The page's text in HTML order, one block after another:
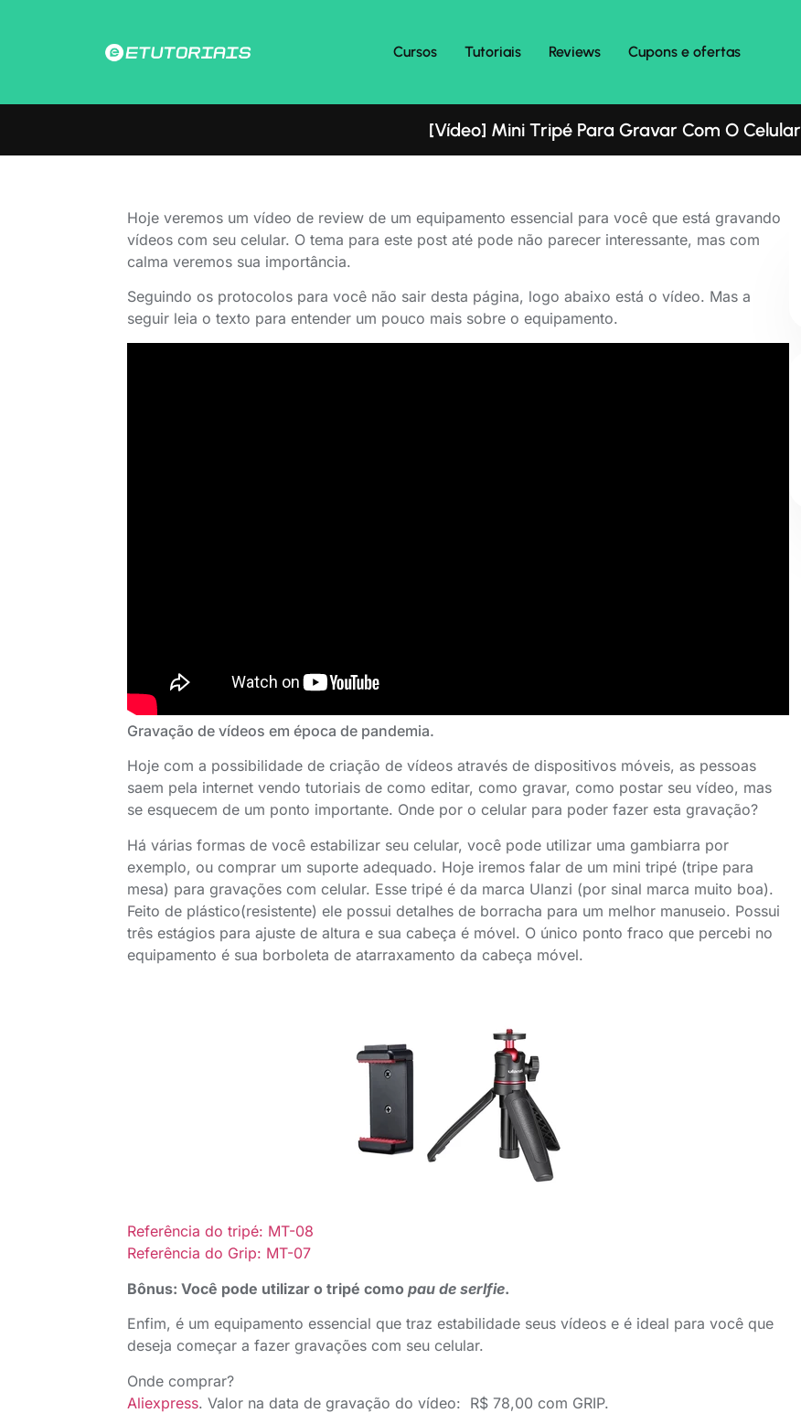
Cursos Tutoriais Reviews Cupons e ofertas
[Vídeo] Mini Tripé Para Gravar Com O Celular
Hoje veremos um vídeo de review de um equipamento essencial para você que está gravando
vídeos com seu celular. O tema para este post até pode não parecer interessante, mas com
calma veremos sua importância.
Seguindo os protocolos para você não sair desta página, logo abaixo está o vídeo. Mas a
seguir leia o texto para entender um pouco mais sobre o equipamento.
Gravação de vídeos em época de pandemia.
Hoje com a possibilidade de criação de vídeos através de dispositivos móveis, as pessoas
saem pela internet vendo tutoriais de como editar, como gravar, como postar seu vídeo, mas
se esquecem de um ponto importante. Onde por o celular para poder fazer esta gravação?
Há várias formas de você estabilizar seu celular, você pode utilizar uma gambiarra por
exemplo, ou comprar um suporte adequado. Hoje iremos falar de um mini tripé (tripe para
mesa) para gravações com celular. Esse tripé é da marca Ulanzi (por sinal marca muito boa).
Feito de plástico(resistente) ele possui detalhes de borracha para um melhor manuseio. Possui
três estágios para ajuste de altura e sua cabeça é móvel. O único ponto fraco que percebi no
equipamento é sua borboleta de atarraxamento da cabeça móvel.
Referência do tripé: MT-08
Referência do Grip: MT-07
Bônus: Você pode utilizar o tripé como pau de serlfie.
Enfim, é um equipamento essencial que traz estabilidade seus vídeos e é ideal para você que
deseja começar a fazer gravações com seu celular.
Onde comprar?
Aliexpress. Valor na data de gravação do vídeo: R$ 78,00 com GRIP.